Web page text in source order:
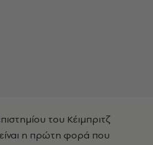
του Κέιμπριτζ
η πρώτη φορά που